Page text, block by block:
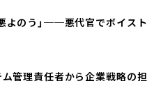
よのう」──悪代官でボイスト
管理責任者から企業戦略の担